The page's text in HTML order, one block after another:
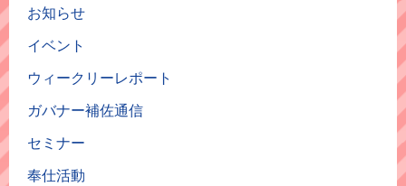
お知らせ
イベント
ウィークリーレポート
ガバナー補佐通信
セミナー
奉仕活動